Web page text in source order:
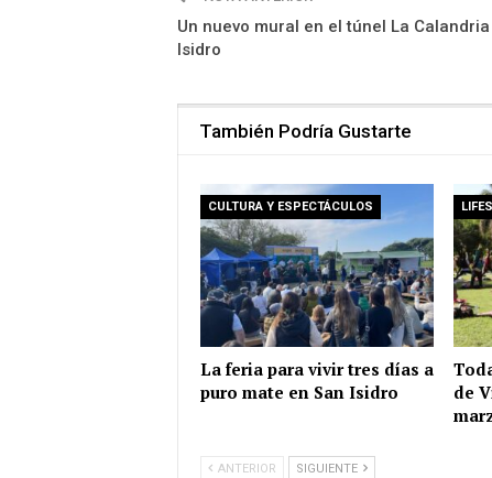
Un nuevo mural en el túnel La Calandria
Isidro
También Podría Gustarte
CULTURA Y ESPECTÁCULOS
La feria para vivir tres días a
puro mate en San Isidro
de
ANTERIOR SIGUIENTE